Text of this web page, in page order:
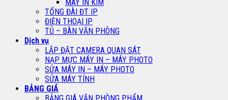
MÁY IN KIM
TỔNG ĐÀI ĐT IP
ĐIỆN THOẠI IP
TỦ – BÀN VĂN PHÒNG
Dịch vụ
LẮP ĐẶT CAMERA QUAN SÁT
NẠP MỰC MÁY IN – MÁY PHOTO
SỬA MÁY IN – MÁY PHOTO
SỬA MÁY TÍNH
BẢNG GIÁ